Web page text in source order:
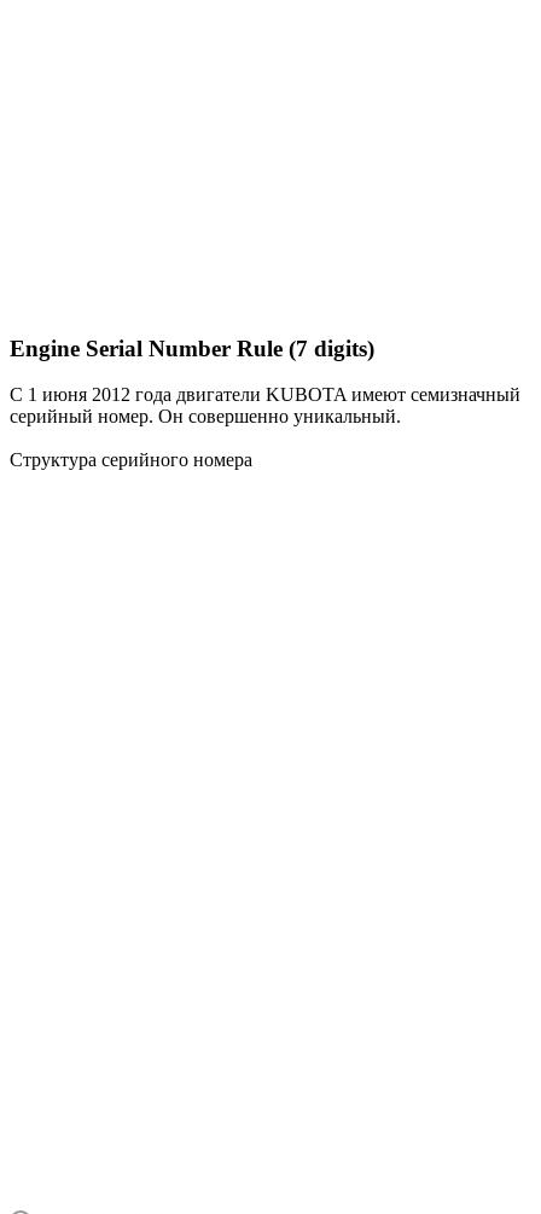
Engine Serial Number Rule (7 digits)
С 1 июня 2012 года двигатели KUBOTA имеют семизначный
серийный номер. Он совершенно уникальный.
Структура серийного номера